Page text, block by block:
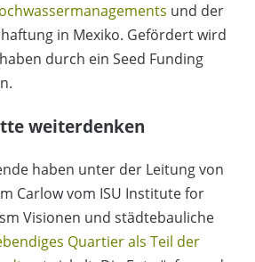
und der
in Mexiko. Gefördert wird
durch ein Seed Funding
weiterdenken
haben unter der Leitung von
Carlow vom ISU Institute for
Visionen und städtebauliche
Quartier als Teil der